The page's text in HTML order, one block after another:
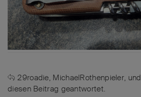
29roadie, MichaelRothenpieler, und
diesen Beitrag geantwortet.